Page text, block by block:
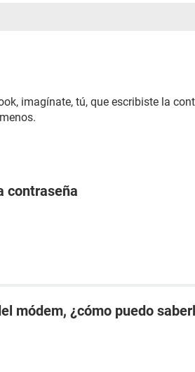
imagínate, tú, que escribiste la
contraseña
módem, ¿cómo puedo